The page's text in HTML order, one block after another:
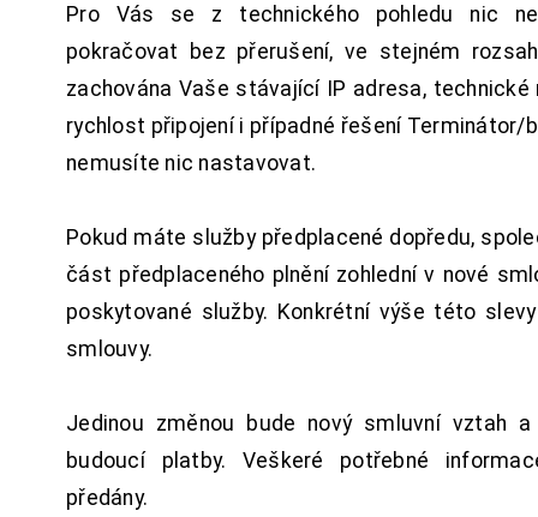
Pro Vás se z technického pohledu nic
pokračovat bez přerušení, ve stejném
zachována Vaše stávající IP adresa, technické
rychlost připojení i případné řešení Terminátor/
nemusíte nic nastavovat.
Pokud máte služby předplacené dopředu,
část předplaceného plnění zohlední v nové
poskytované služby. Konkrétní výše této
smlouvy.
Jedinou změnou bude nový smluvní vztah
budoucí platby. Veškeré potřebné
předány.